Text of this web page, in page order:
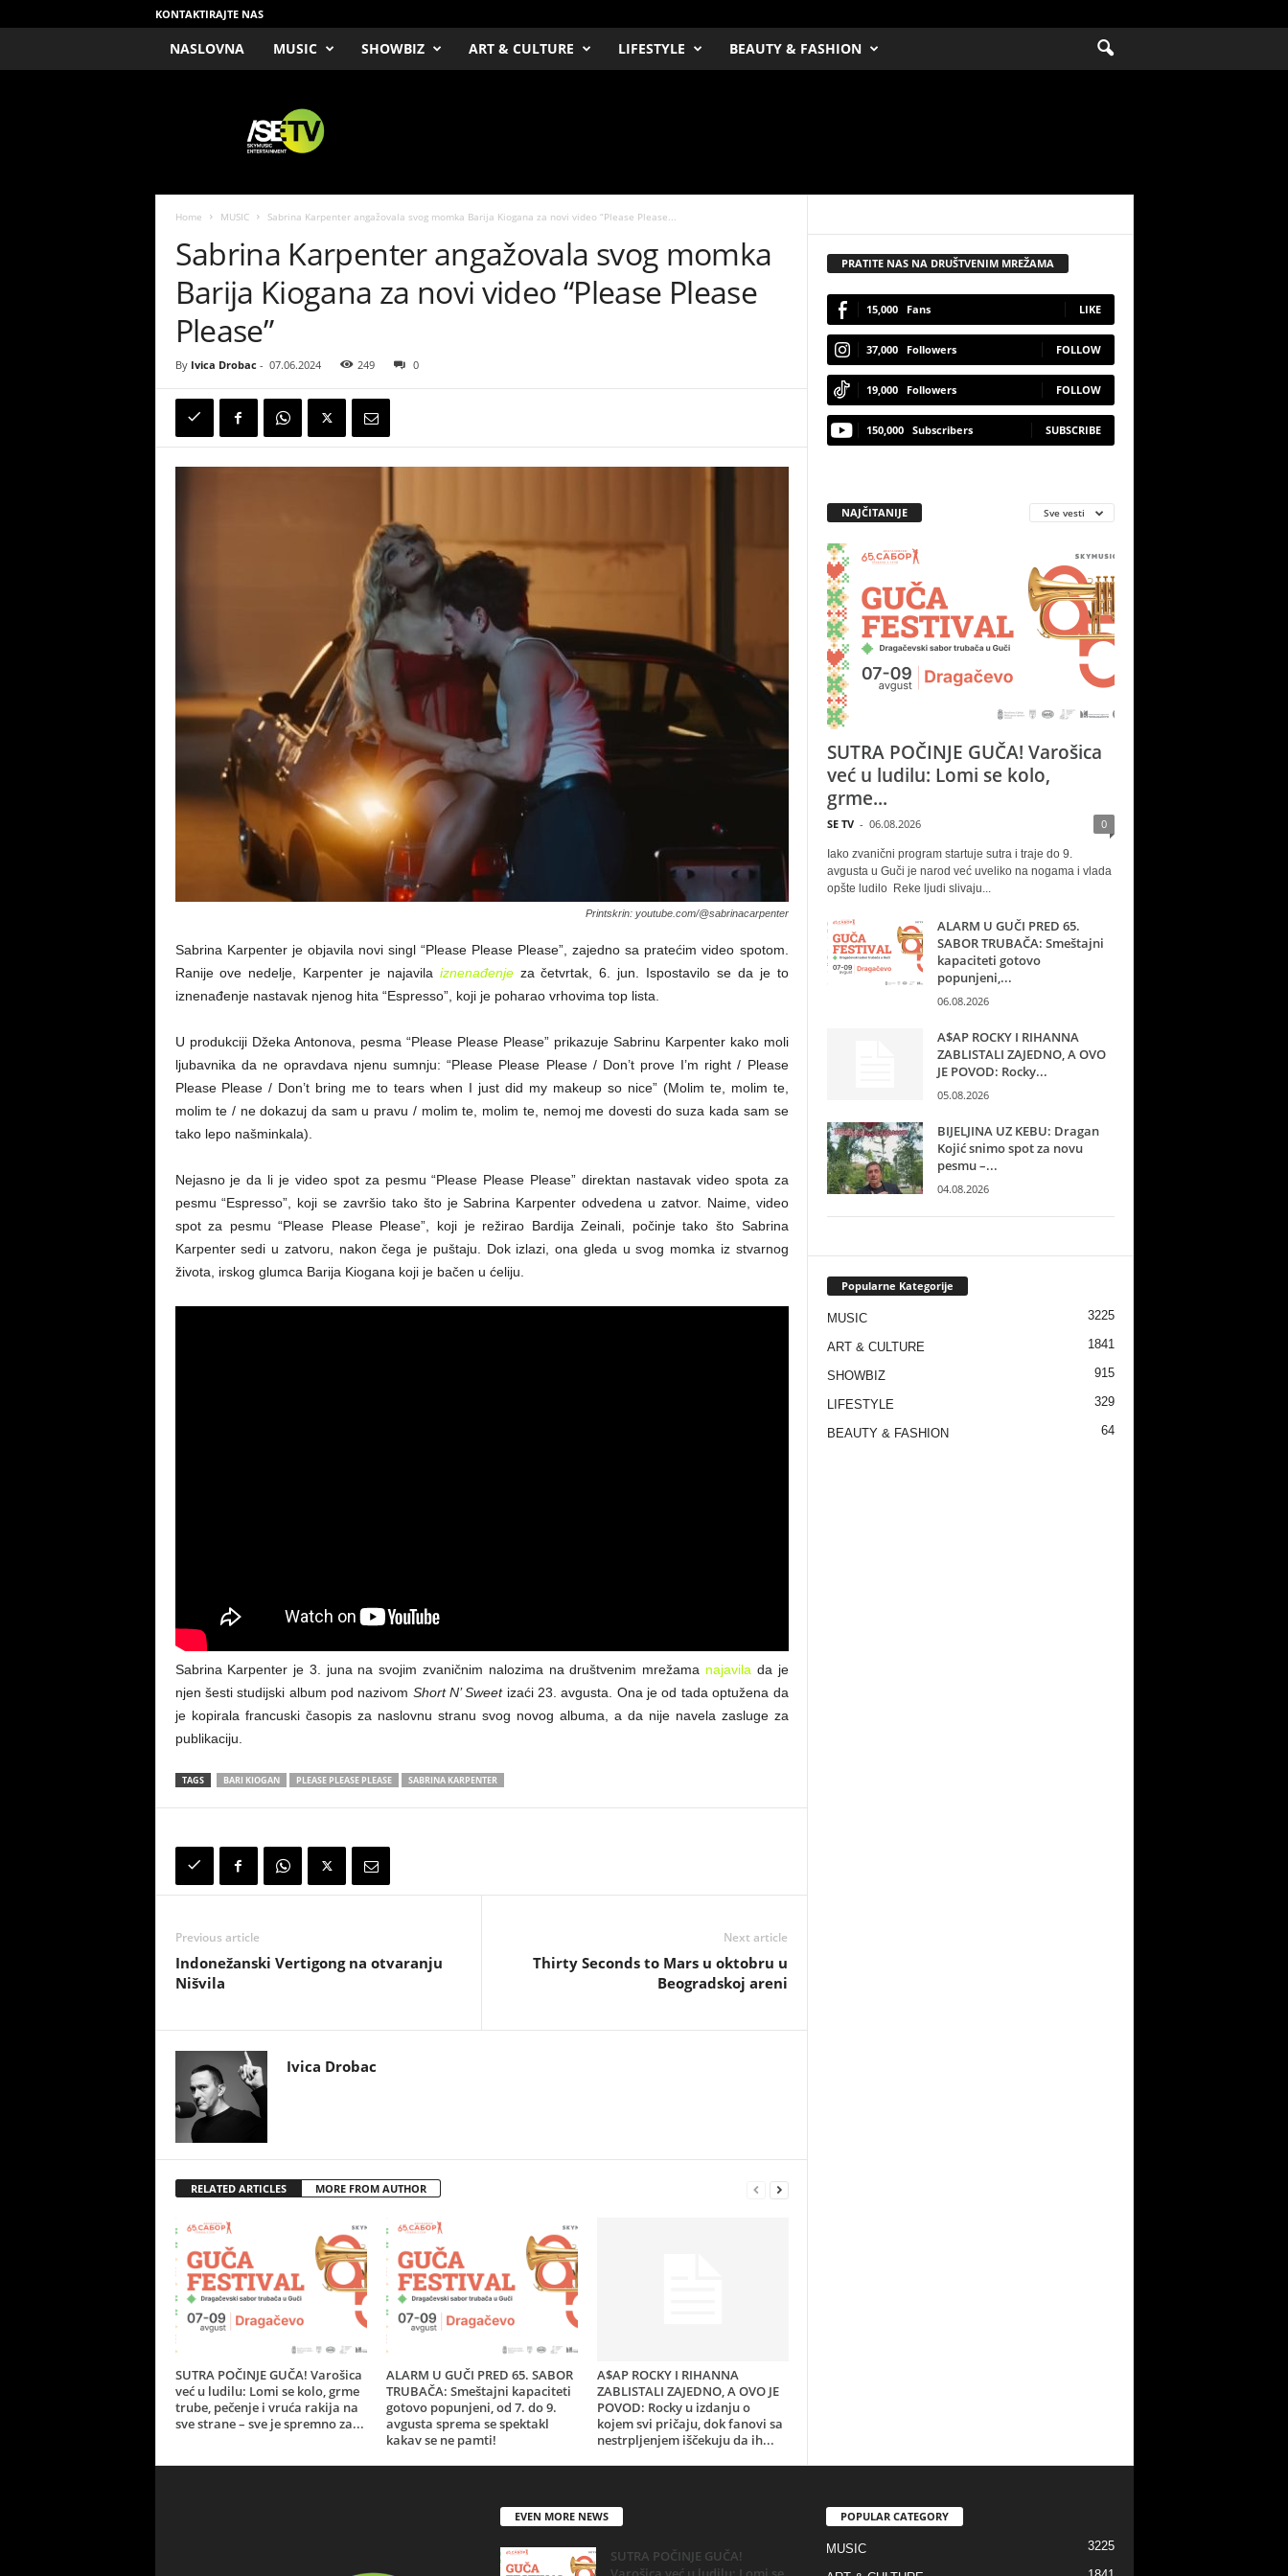
KONTAKTIRAJTE NAS
NASLOVNA MUSIC SHOWBIZ ART & CULTURE LIFESTYLE BEAUTY & FASHION
Home MUSIC Sabrina Karpenter angažovala svog momka Barija Kiogana za novi video “Please Please...
Sabrina Karpenter angažovala svog momka
Barija Kiogana za novi video “Please Please
Please”
By Ivica Drobac- 07.06.2024 249 0
Printskrin: youtube.com/@sabrinacarpenter
Sabrina Karpenter je objavila novi singl “Please Please Please”, zajedno sa pratećim video spotom.
Ranije ove nedelje, Karpenter je najavila iznenađenjeza četvrtak, 6. jun. Ispostavilo se da je to
iznenađenje nastavak njenog hita “Espresso”, koji je poharao vrhovima top lista.
U produkciji Džeka Antonova, pesma “Please Please Please” prikazuje Sabrinu Karpenter kako moli
ljubavnika da ne opravdava njenu sumnju: “Please Please Please / Don’t prove I’m right / Please
Please Please / Don’t bring me to tears when I just did my makeup so nice” (Molim te, molim te,
molim te / ne dokazuj da sam u pravu / molim te, molim te, nemoj me dovesti do suza kada sam se
tako lepo našminkala).
Nejasno je da li je video spot za pesmu “Please Please Please” direktan nastavak video spota za
pesmu “Espresso”, koji se završio tako što je Sabrina Karpenter odvedena u zatvor. Naime, video
spot za pesmu “Please Please Please”, koji je režirao Bardija Zeinali, počinje tako što Sabrina
Karpenter sedi u zatvoru, nakon čega je puštaju. Dok izlazi, ona gleda u svog momka iz stvarnog
života, irskog glumca Barija Kiogana koji je bačen u ćeliju.
Sabrina Karpenter je 3. juna na svojim zvaničnim nalozima na društvenim mrežama najavila da je
njen šesti studijski album pod nazivom Short N’ Sweetizaći 23. avgusta. Ona je od tada optužena da
je kopirala francuski časopis za naslovnu stranu svog novog albuma, a da nije navela zasluge za
publikaciju.
TAGS BARI KIOGAN PLEASE PLEASE PLEASE SABRINA KARPENTER
Previous article
Indonežanski Vertigong na otvaranju
Nišvila
Next article
Thirty Seconds to Mars u oktobru u
Beogradskoj areni
Ivica Drobac
RELATED ARTICLES MORE FROM AUTHOR
SUTRA POČINJE GUČA! Varošica
već u ludilu: Lomi se kolo, grme
trube, pečenje i vruća rakija na
sve strane – sve je spremno za...
ALARM U GUČI PRED 65. SABOR
TRUBAČA: Smeštajni kapaciteti
gotovo popunjeni, od 7. do 9.
avgusta sprema se spektakl
kakav se ne pamti!
A$AP ROCKY I RIHANNA
ZABLISTALI ZAJEDNO, A OVO JE
POVOD: Rocky u izdanju o
kojem svi pričaju, dok fanovi sa
nestrpljenjem iščekuju da ih...
PRATITE NAS NA DRUŠTVENIM MREŽAMA
15,000 Fans LIKE
37,000 Followers FOLLOW
19,000 Followers FOLLOW
150,000 Subscribers SUBSCRIBE
NAJČITANIJE Sve vesti
SUTRA POČINJE GUČA! Varošica
već u ludilu: Lomi se kolo,
grme...
SE TV - 06.08.2026 0
Iako zvanični program startuje sutra i traje do 9.
avgusta u Guči je narod već uveliko na nogama i vlada
opšte ludilo Reke ljudi slivaju...
ALARM U GUČI PRED 65.
SABOR TRUBAČA: Smeštajni
kapaciteti gotovo
popunjeni,...
06.08.2026
A$AP ROCKY I RIHANNA
ZABLISTALI ZAJEDNO, A OVO
JE POVOD: Rocky...
05.08.2026
BIJELJINA UZ KEBU: Dragan
Kojić snimo spot za novu
pesmu –...
04.08.2026
Popularne Kategorije
MUSIC 3225
ART & CULTURE 1841
SHOWBIZ 915
LIFESTYLE 329
BEAUTY & FASHION 64
EVEN MORE NEWS
SUTRA POČINJE GUČA!
POPULAR CATEGORY
MUSIC 3225